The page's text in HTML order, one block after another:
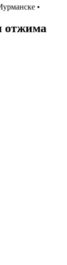
•
отжима